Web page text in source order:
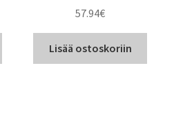
57.94€
Lisää ostoskoriin